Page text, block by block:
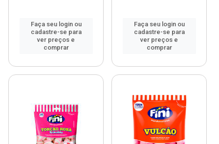
Faça seu login ou
cadastre-se para
ver preços e
comprar
Faça seu login ou
cadastre-se para
ver preços e
comprar